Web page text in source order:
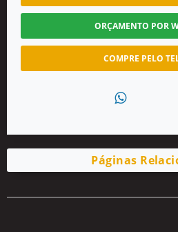
ORÇAMENTO POR
COMPRE PELO
Páginas